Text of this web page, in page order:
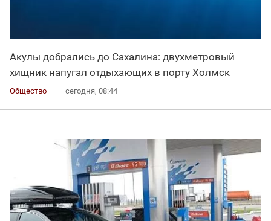
Акулы добрались до Сахалина: двухметровый
хищник напугал отдыхающих в порту Холмск
Общество сегодня, 08:44